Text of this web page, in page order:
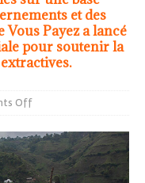
et des
Vous Payez a lancé
pour soutenir la
Off